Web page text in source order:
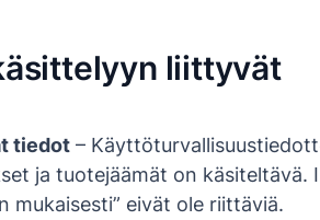
liittyvät
tiedot –
ja tuotejäämät on käsiteltävä.
mukaisesti” eivät ole riittäviä.